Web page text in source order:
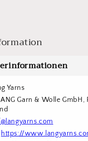
Yarns
Garn & Wolle
https://